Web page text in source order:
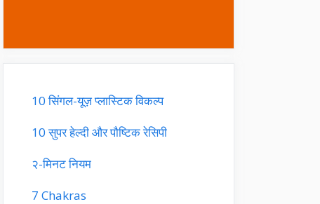
10 सिंगल-यूज़ प्लास्टिक विकल्प
10 सुपर हेल्दी और पौष्टिक रेसिपी
२-मिनट नियम
7 Chakras